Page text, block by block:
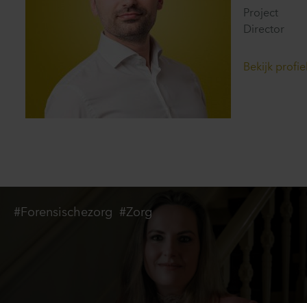
Project
Director
Bekijk
#Forensischezorg #Zorg